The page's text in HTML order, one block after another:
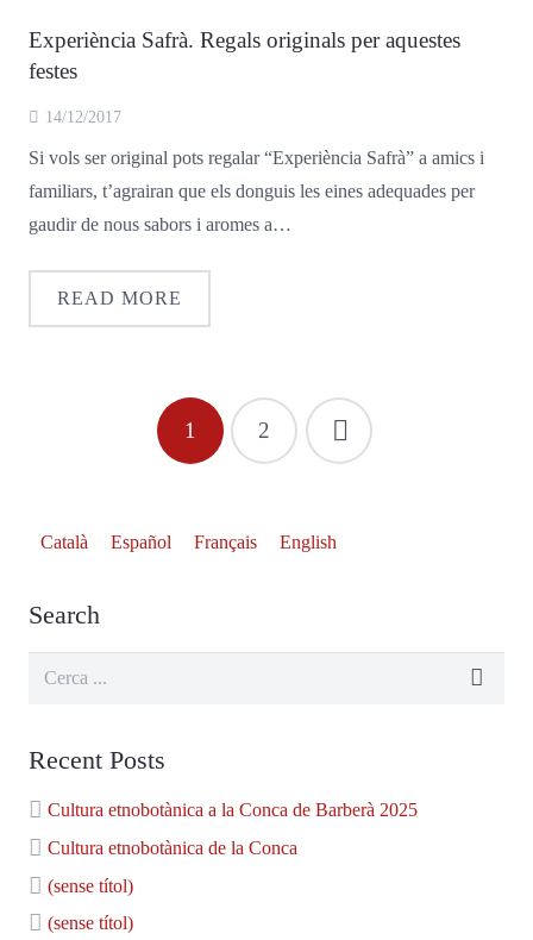
Experiència Safrà. Regals originals per aquestes
festes
14/12/2017
Si vols ser original pots regalar “Experiència Safrà” a amics i
familiars, t’agrairan que els donguis les eines adequades per
gaudir de nous sabors i aromes a…
READ MORE
1 2
Català Español Français English
Search
Recent Posts
Cultura etnobotànica a la Conca de Barberà 2025
Cultura etnobotànica de la Conca
(sense títol)
(sense títol)